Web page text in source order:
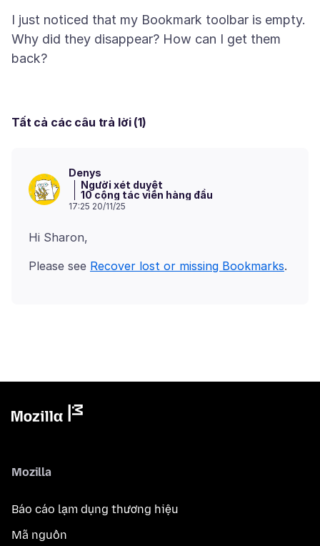
I just noticed that my Bookmark toolbar is empty.
Why did they disappear? How can I get them
Tất cả các câu trả lời (1)
Denys
Người xét duyệt
10 cộng tác viên hàng đầu
17:25 20/11/25
Please see Recover lost or missing Bookmarks
Mozilla
Báo cáo lạm dụng thương hiệu
Mã nguồn